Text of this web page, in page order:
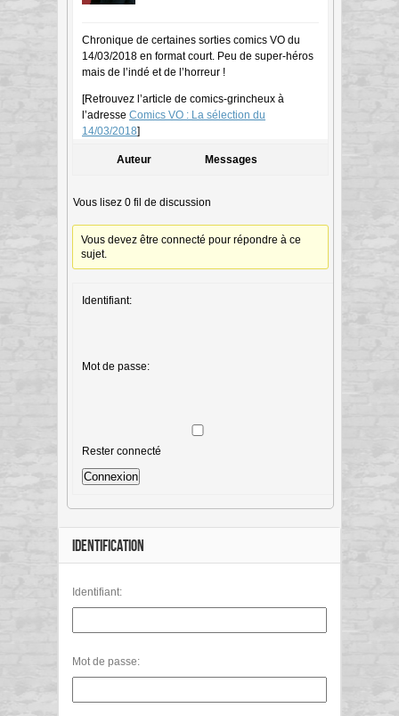
Chronique de certaines sorties comics VO du
14/03/2018 en format court. Peu de super-héros
mais de l’indé et de l’horreur !
[Retrouvez l’article de comics-grincheux à
l’adresse Comics VO : La sélection du
14/03/2018]
Auteur Messages
Vous lisez 0 fil de discussion
Vous devez être connecté pour répondre à ce
sujet.
Identifiant:
Mot de passe:
Rester connecté
Connexion
IDENTIFICATION
Identifiant:
Mot de passe: